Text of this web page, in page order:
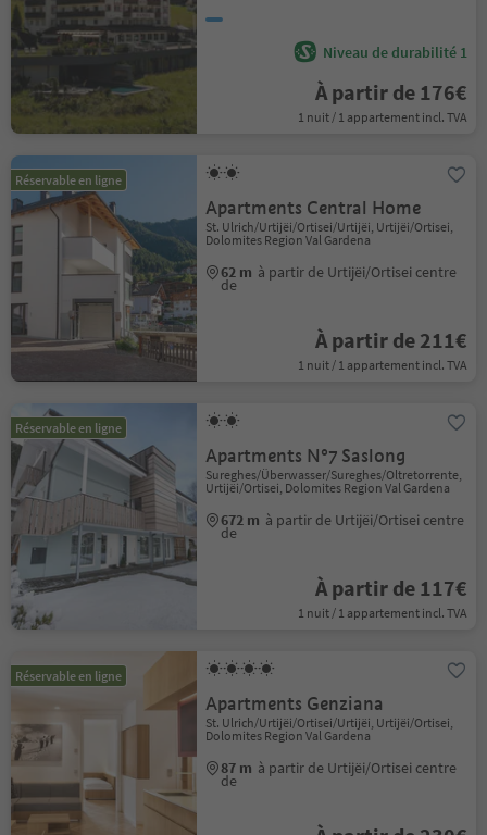
Niveau de durabilité 1
À partir de 176€
1 nuit / 1 appartement incl. TVA
Réservable en ligne
Apartments Central Home
St. Ulrich/Urtijëi/Ortisei/Urtijëi, Urtijëi/Ortisei,
Dolomites Region Val Gardena
62 m à partir de Urtijëi/Ortisei centre
de
À partir de 211€
1 nuit / 1 appartement incl. TVA
Réservable en ligne
Apartments N°7 Saslong
Sureghes/Überwasser/Sureghes/Oltretorrente,
Urtijëi/Ortisei, Dolomites Region Val Gardena
672 m à partir de Urtijëi/Ortisei centre
de
À partir de 117€
1 nuit / 1 appartement incl. TVA
Réservable en ligne
Apartments Genziana
St. Ulrich/Urtijëi/Ortisei/Urtijëi, Urtijëi/Ortisei,
Dolomites Region Val Gardena
87 m à partir de Urtijëi/Ortisei centre
de